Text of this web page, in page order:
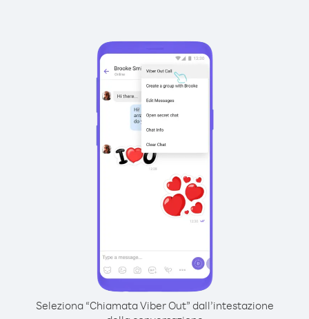
Seleziona “Chiamata Viber Out” dall’intestazione